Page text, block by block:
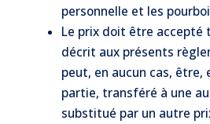
personnelle et les
Le prix doit être accepté
décrit aux présents
peut, en aucun cas,
partie, transféré à une
substitué par un autre